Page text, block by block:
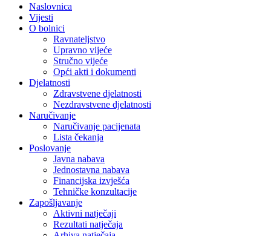
Naslovnica
Vijesti
O bolnici
Ravnateljstvo
Upravno vijeće
Stručno vijeće
Opći akti i dokumenti
Djelatnosti
Zdravstvene djelatnosti
Nezdravstvene djelatnosti
Naručivanje
Naručivanje pacijenata
Lista čekanja
Poslovanje
Javna nabava
Jednostavna nabava
Financijska izvješća
Tehničke konzultacije
Zapošljavanje
Aktivni natječaji
Rezultati natječaja